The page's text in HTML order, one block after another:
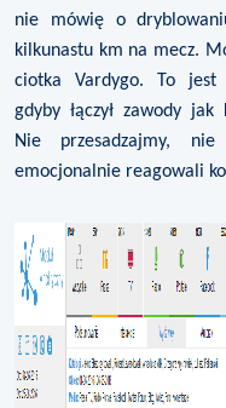
nie mówię o
kilkunastu km na mecz.
ciotka Vardygo. To
gdyby łączył zawody
Nie przesadzajmy,
emocjonalnie reagowali